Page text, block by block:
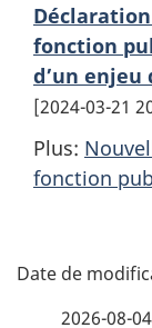
fonction
d’un enjeu
2024-03-21
Plus:
fonction
D
2026-08-04